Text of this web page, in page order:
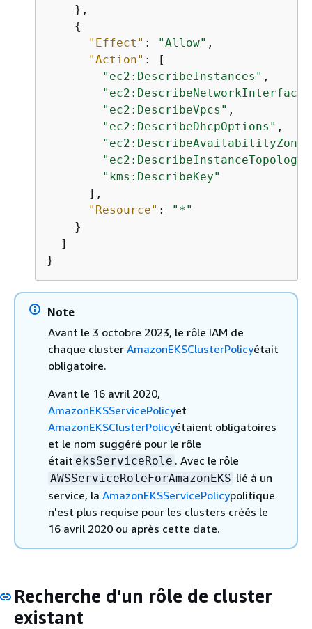
    },
{
"Effect" : "Allow" ,
"Action" : [
"ec2:DescribeInstances" ,
"ec2:DescribeVpcs" ,
"ec2:DescribeDhcpOptions" ,
"ec2:DescribeInstanceTopology"
"kms:DescribeKey"
      ],
"Resource" :
"*"
    }
  ]
}
Note
Avant le 3 octobre 2023, le rôle IAM de
chaque cluster AmazonEKSClusterPolicyétait
obligatoire.
Avant le 16 avril 2020,
AmazonEKSServicePolicyet
AmazonEKSClusterPolicyétaient obligatoires
et le nom suggéré pour le rôle
était eksServiceRole . Avec le rôle
AWSServiceRoleForAmazonEKS lié à un
service, la AmazonEKSServicePolicypolitique
n'est plus requise pour les clusters créés le
16 avril 2020 ou après cette date.
Recherche d'un rôle de cluster
existant